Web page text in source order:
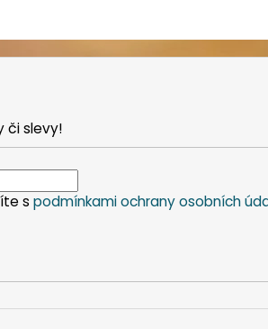
či slevy!
s podmínkami ochrany osobních